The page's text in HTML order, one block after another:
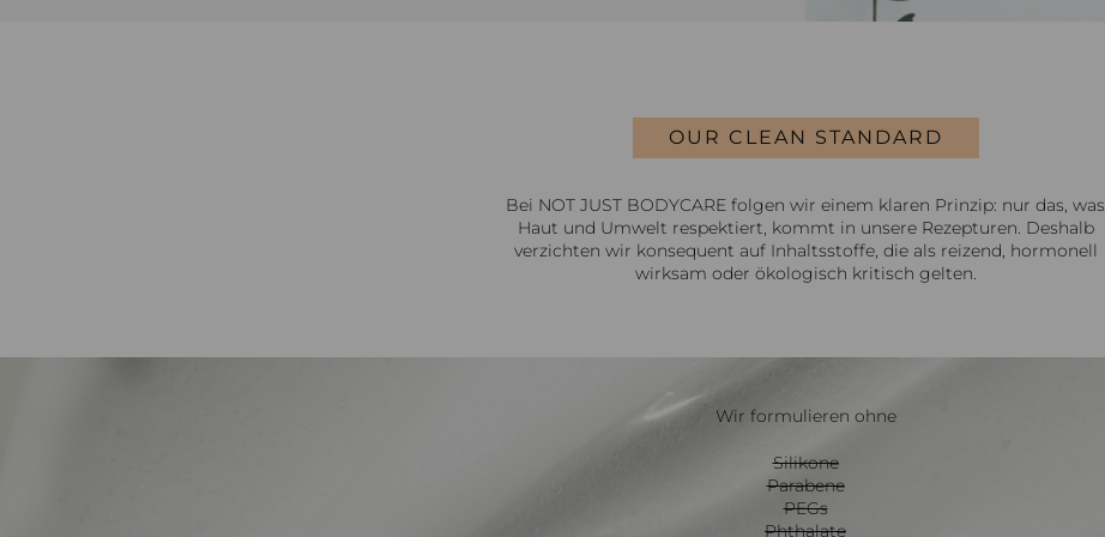
OUR CLEAN STANDARD
Bei NOT JUST BODYCARE folgen wir einem klaren Prinzip: nur das, was
Haut und Umwelt respektiert, kommt in unsere Rezepturen. Deshalb
verzichten wir konsequent auf Inhaltsstoffe, die als reizend, hormonell
wirksam oder ökologisch kritisch gelten.
Wir formulieren ohne
Silikone
Parabene
PEGs
Phthalate